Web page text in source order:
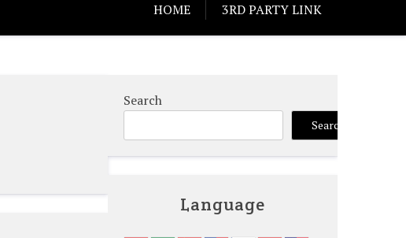
HOME 3RD PARTY LINK
Search
Search
Language